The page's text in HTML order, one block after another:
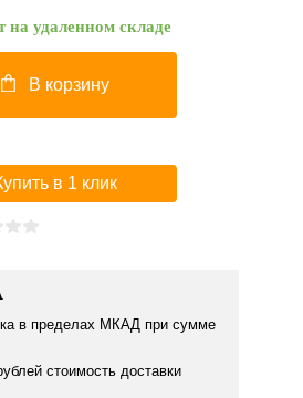
на удаленном складе
В корзину
в 1 клик
в пределах МКАД при сумме
стоимость доставки